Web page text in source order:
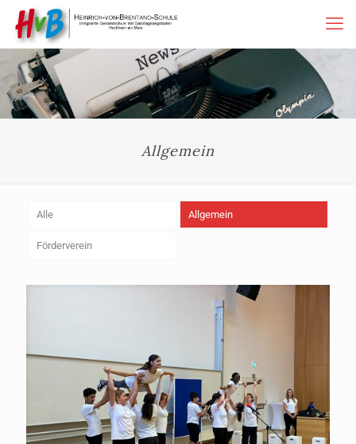
Allgemein
Alle Allgemein
Förderverein